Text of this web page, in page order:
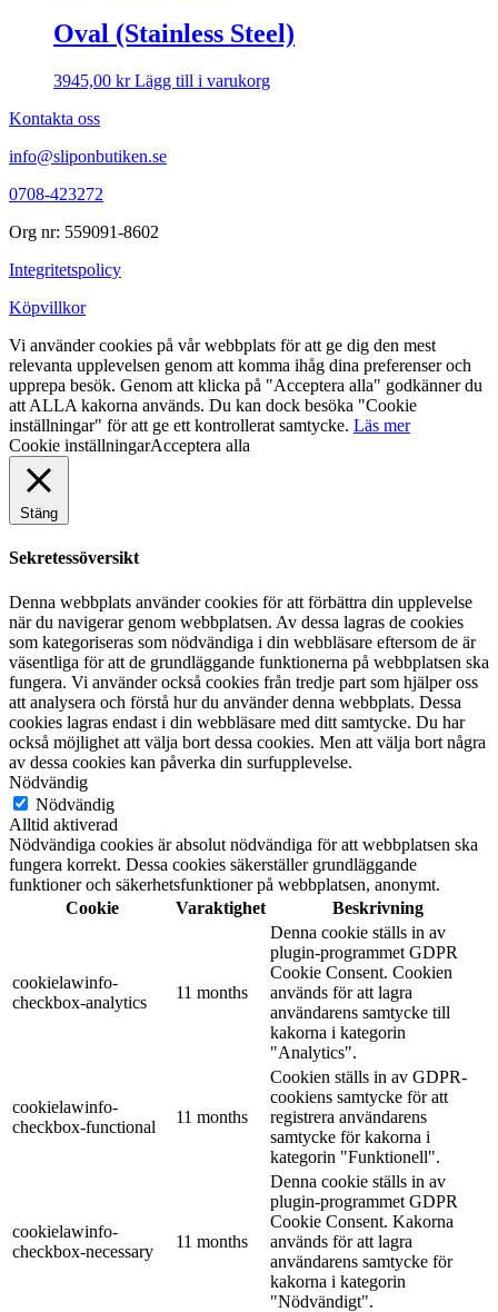
Oval (Stainless Steel)
3945,00 kr Lägg till i varukorg
Kontakta oss
info@sliponbutiken.se
0708-423272
Org nr: 559091-8602
Integritetspolicy
Köpvillkor
Vi använder cookies på vår webbplats för att ge dig den mest
relevanta upplevelsen genom att komma ihåg dina preferenser och
upprepa besök. Genom att klicka på "Acceptera alla" godkänner du
att ALLA kakorna används. Du kan dock besöka "Cookie
inställningar" för att ge ett kontrollerat samtycke. Läs mer
Cookie inställningarAcceptera alla
Stäng
Sekretessöversikt
Denna webbplats använder cookies för att förbättra din upplevelse
när du navigerar genom webbplatsen. Av dessa lagras de cookies
som kategoriseras som nödvändiga i din webbläsare eftersom de är
väsentliga för att de grundläggande funktionerna på webbplatsen ska
fungera. Vi använder också cookies från tredje part som hjälper oss
att analysera och förstå hur du använder denna webbplats. Dessa
cookies lagras endast i din webbläsare med ditt samtycke. Du har
också möjlighet att välja bort dessa cookies. Men att välja bort några
av dessa cookies kan påverka din surfupplevelse.
Nödvändig
Nödvändig
Alltid aktiverad
Nödvändiga cookies är absolut nödvändiga för att webbplatsen ska
fungera korrekt. Dessa cookies säkerställer grundläggande
funktioner och säkerhetsfunktioner på webbplatsen, anonymt.
Cookie
Varaktighet Beskrivning
cookielawinfo-
checkbox-analytics
11 months
Denna cookie ställs in av
plugin-programmet GDPR
Cookie Consent. Cookien
används för att lagra
användarens samtycke till
kakorna i kategorin
"Analytics".
cookielawinfo-
checkbox-functional
11 months
Cookien ställs in av GDPR-
cookiens samtycke för att
registrera användarens
samtycke för kakorna i
kategorin "Funktionell".
cookielawinfo-
checkbox-necessary
11 months
Denna cookie ställs in av
plugin-programmet GDPR
Cookie Consent. Kakorna
används för att lagra
användarens samtycke för
kakorna i kategorin
"Nödvändigt".